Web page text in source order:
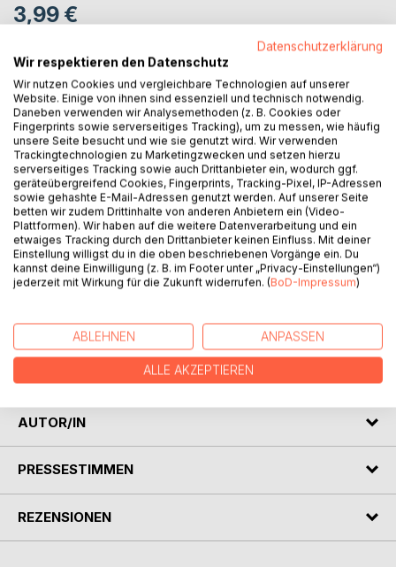
3,99 €
sofort verfügbar als Download
IN DEN WARENKORB
Auf die Merkliste
Titel bewerten
BESCHREIBUNG
Hundertneunzehn Gedichte und Texte von Olivia Wartha.
AUTOR/IN
PRESSESTIMMEN
REZENSIONEN
Datenschutzerklärung
Wir respektieren den Datenschutz
Wir nutzen Cookies und vergleichbare Technologien auf unserer
Website. Einige von ihnen sind essenziell und technisch notwendig.
Daneben verwenden wir Analysemethoden (z. B. Cookies oder
Fingerprints sowie serverseitiges Tracking), um zu messen, wie häufig
unsere Seite besucht und wie sie genutzt wird. Wir verwenden
Trackingtechnologien zu Marketingzwecken und setzen hierzu
serverseitiges Tracking sowie auch Drittanbieter ein, wodurch ggf.
geräteübergreifend Cookies, Fingerprints, Tracking-Pixel, IP-Adressen
sowie gehashte E-Mail-Adressen genutzt werden. Auf unserer Seite
betten wir zudem Drittinhalte von anderen Anbietern ein (Video-
Plattformen). Wir haben auf die weitere Datenverarbeitung und ein
etwaiges Tracking durch den Drittanbieter keinen Einfluss. Mit deiner
Einstellung willigst du in die oben beschriebenen Vorgänge ein. Du
kannst deine Einwilligung (z. B. im Footer unter „Privacy-Einstellungen“)
jederzeit mit Wirkung für die Zukunft widerrufen. (BoD-Impressum)
ABLEHNEN ANPASSEN
ALLE AKZEPTIEREN